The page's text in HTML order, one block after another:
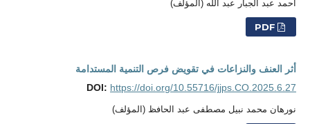
أحمد عبد الجبار عبد الله (المؤلف)
PDF
أثر العنف والنزاعات في تقويض فرص التنمية المستدامة
DOI: https://doi.org/10.55716/jjps.CO.2025.6.27
نورهان محمد نبيل مصطفى عبد الحافظ (المؤلف)